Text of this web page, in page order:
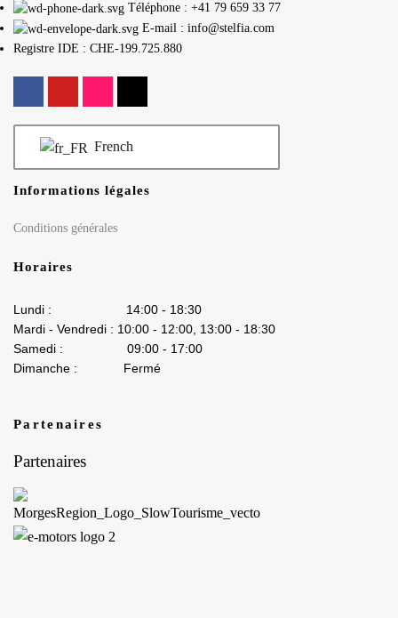
Téléphone : +41 79 659 33 77
E-mail : info@stelfia.com
Registre IDE : CHE-199.725.880
French
Informations légales
Conditions générales
Horaires
Lundi : 14:00 - 18:30
Mardi - Vendredi : 10:00 - 12:00, 13:00 - 18:30
Samedi : 09:00 - 17:00
Dimanche : Fermé
Partenaires
Partenaires